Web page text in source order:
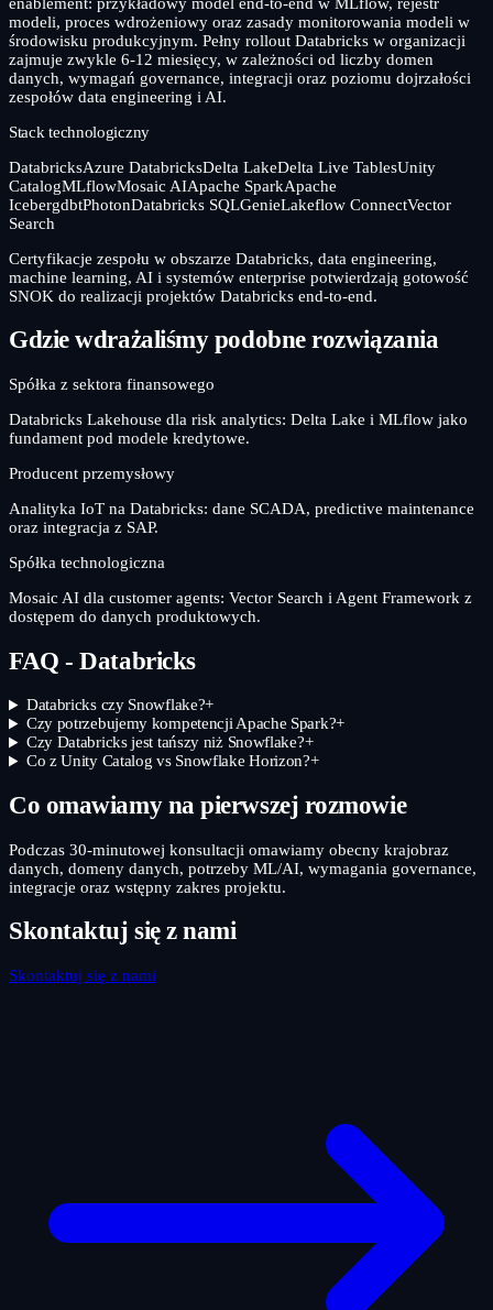
modeli, proces wdrożeniowy oraz zasady monitorowania modeli w
środowisku produkcyjnym. Pełny rollout Databricks w organizacji
zajmuje zwykle 6-12 miesięcy, w zależności od liczby domen
danych, wymagań governance, integracji oraz poziomu dojrzałości
zespołów data engineering i AI.
Stack technologiczny
DatabricksAzure DatabricksDelta LakeDelta Live TablesUnity
CatalogMLflowMosaic AIApache SparkApache
IcebergdbtPhotonDatabricks SQLGenieLakeflow ConnectVector
Search
Certyfikacje zespołu w obszarze Databricks, data engineering,
machine learning, AI i systemów enterprise potwierdzają gotowość
SNOK do realizacji projektów Databricks end-to-end.
Gdzie wdrażaliśmy podobne rozwiązania
Spółka z sektora finansowego
Databricks Lakehouse dla risk analytics: Delta Lake i MLflow jako
fundament pod modele kredytowe.
Producent przemysłowy
Analityka IoT na Databricks: dane SCADA, predictive maintenance
oraz integracja z SAP.
Spółka technologiczna
Mosaic AI dla customer agents: Vector Search i Agent Framework z
dostępem do danych produktowych.
FAQ - Databricks
Databricks czy Snowflake?+
Czy potrzebujemy kompetencji Apache Spark?+
Czy Databricks jest tańszy niż Snowflake?+
Co z Unity Catalog vs Snowflake Horizon?+
Co omawiamy na pierwszej rozmowie
Podczas 30-minutowej konsultacji omawiamy obecny krajobraz
danych, domeny danych, potrzeby ML/AI, wymagania governance,
integracje oraz wstępny zakres projektu.
Skontaktuj się z nami
Skontaktuj się z nami